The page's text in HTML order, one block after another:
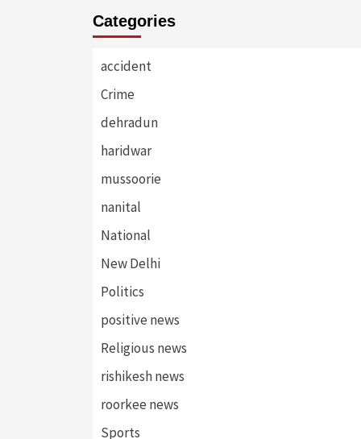
Categories
accident
Crime
dehradun
haridwar
mussoorie
nanital
National
New Delhi
Politics
positive news
Religious news
rishikesh news
roorkee news
Sports